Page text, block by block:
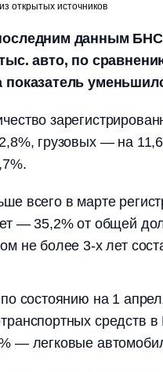
открытых источников
данным БНС
авто, по
показатель
грузовых — на
всего в марте
— 35,2% от общей
не более 3-х лет
состоянию на 1
средств
— легковые